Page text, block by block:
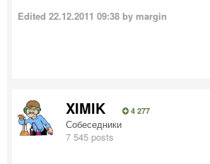
Edited 22.12.2011 09:38 by margin
XIMIK 4 277
Собеседники
7 545 posts